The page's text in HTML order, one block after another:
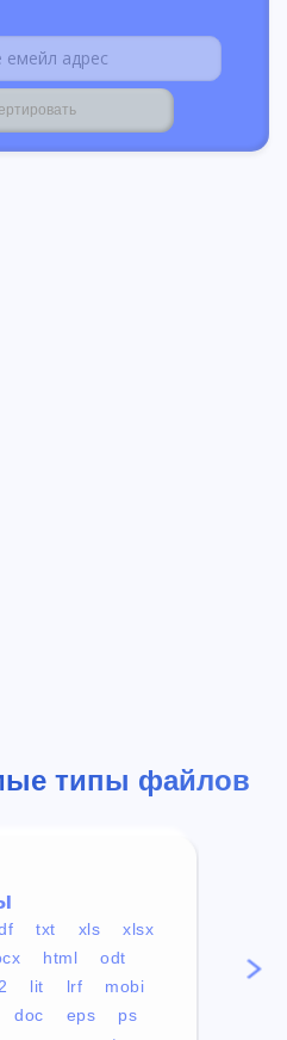
типы файлов
txt xls
xlsx
html
odt
lit lrf
mobi
doc eps
ps
mp4